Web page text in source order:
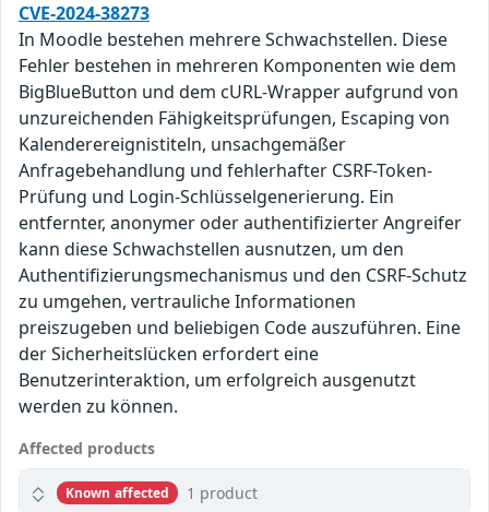
CVE-2024-38273
In Moodle bestehen mehrere Schwachstellen. Diese
Fehler bestehen in mehreren Komponenten wie dem
BigBlueButton und dem cURL-Wrapper aufgrund von
unzureichenden Fähigkeitsprüfungen, Escaping von
Kalenderereignistiteln, unsachgemäßer
Anfragebehandlung und fehlerhafter CSRF-Token-
Prüfung und Login-Schlüsselgenerierung. Ein
entfernter, anonymer oder authentifizierter Angreifer
kann diese Schwachstellen ausnutzen, um den
Authentifizierungsmechanismus und den CSRF-Schutz
zu umgehen, vertrauliche Informationen
preiszugeben und beliebigen Code auszuführen. Eine
der Sicherheitslücken erfordert eine
Benutzerinteraktion, um erfolgreich ausgenutzt
werden zu können.
Affected products
Known affected 1 product